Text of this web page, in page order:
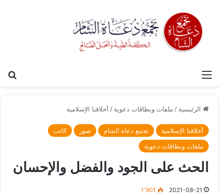
القائمة
الرئيسية / ملفات وبطاقات دعوية / أخلاقنا الإسلامية
أخلاقنا الإسلامية تجمع دعاة الشام صور
كاتب
ملفات وبطاقات دعوية
الحث على الجود والفضل والإحسان
2021-08-21 1٬901